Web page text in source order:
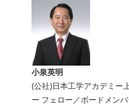
小泉英明
(公社)日本工学アカデミー
ー フェロー／ボードメン